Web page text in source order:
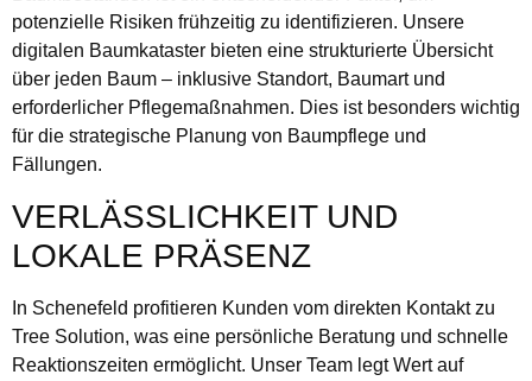
potenzielle Risiken frühzeitig zu identifizieren. Unsere
digitalen Baumkataster bieten eine strukturierte Übersicht
über jeden Baum – inklusive Standort, Baumart und
erforderlicher Pflegemaßnahmen. Dies ist besonders wichtig
für die strategische Planung von Baumpflege und
Fällungen.
VERLÄSSLICHKEIT UND
LOKALE PRÄSENZ
In Schenefeld profitieren Kunden vom direkten Kontakt zu
Tree Solution, was eine persönliche Beratung und schnelle
Reaktionszeiten ermöglicht. Unser Team legt Wert auf